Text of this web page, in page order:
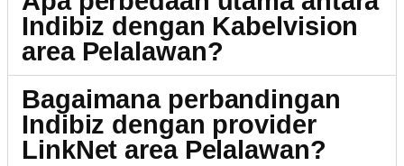
Indibiz dengan Kabelvision
area Pelalawan?
Bagaimana perbandingan
Indibiz dengan provider
LinkNet area Pelalawan?